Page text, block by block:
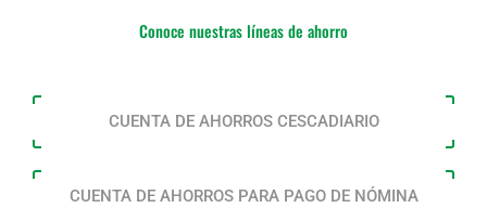
Conoce nuestras líneas de ahorro
CUENTA DE AHORROS CESCADIARIO
CUENTA DE AHORROS PARA PAGO DE NÓMINA